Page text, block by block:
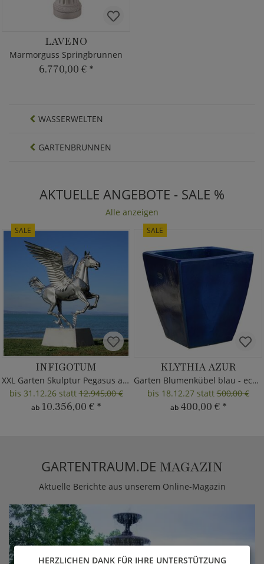
LAVENO
Marmorguss Springbrunnen
6.770,00 € *
WASSERWELTEN
GARTENBRUNNEN
AKTUELLE ANGEBOTE - SALE %
Alle anzeigen
SALE
INFIGOTUM
XXL Garten Skulptur Pegasus aus Metall
bis 31.12.26 statt12.945,00 €
ab 10.356,00 € *
SALE
KLYTHIA AZUR
Garten Blumenkübel blau - eckig
bis 18.12.27 statt500,00 €
ab 400,00 € *
GARTENTRAUM.DE MAGAZIN
Aktuelle Berichte aus unserem Online-Magazin
HERZLICHEN DANK FÜR IHRE UNTERSTÜTZUNG